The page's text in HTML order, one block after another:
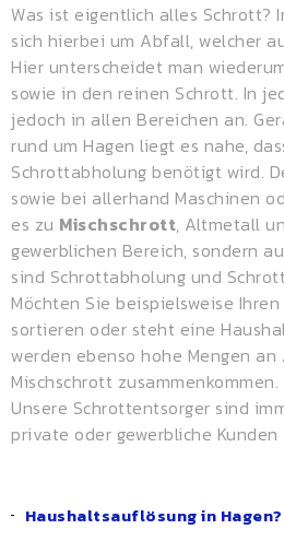
Was ist eigentlich alles Schrott?
sich hierbei um Abfall, welcher
Hier unterscheidet man
sowie in den reinen Schrott. In
jedoch in allen Bereichen an.
rund um Hagen liegt es nahe,
Schrottabholung benötigt wird.
sowie bei allerhand Maschinen
es zu Mischschrott, Altmetall
gewerblichen Bereich, sondern
sind Schrottabholung und
Möchten Sie beispielsweise
sortieren oder steht eine
werden ebenso hohe Mengen
Mischschrott
Unsere Schrottentsorger sind
private oder gewerbliche
Haushaltsauflösung in